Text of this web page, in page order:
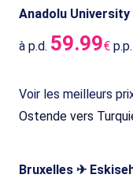
Anadolu University
à p.d. 59.99€ p.p.
Voir les meilleurs
Ostende vers
Bruxelles ✈